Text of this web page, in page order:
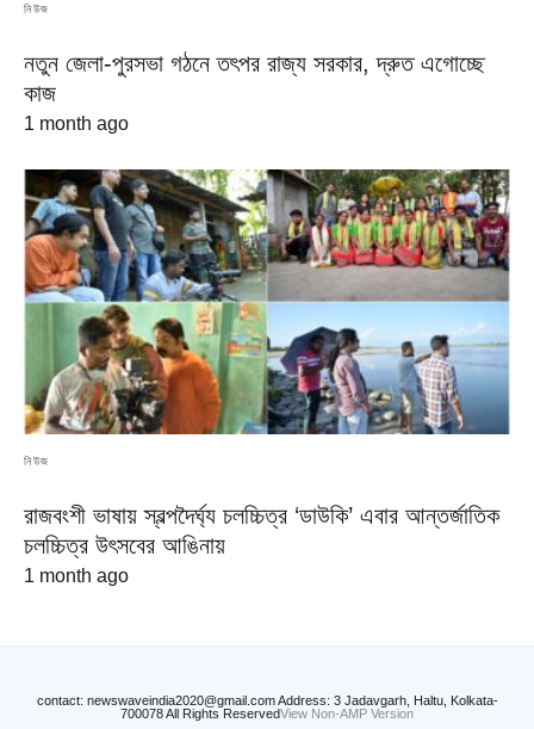
নিউজ
নতুন জেলা-পুরসভা গঠনে তৎপর রাজ্য সরকার, দ্রুত এগোচ্ছে
কাজ
1 month ago
নিউজ
রাজবংশী ভাষায় স্বল্পদৈর্ঘ্য চলচ্চিত্র ‘ডাউকি’ এবার আন্তর্জাতিক
চলচ্চিত্র উৎসবের আঙিনায়
1 month ago
contact: newswaveindia2020@gmail.com Address: 3 Jadavgarh, Haltu, Kolkata-
700078 All Rights ReservedView Non-AMP Version